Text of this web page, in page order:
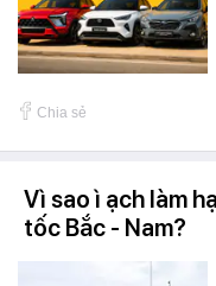
Chia sẻ
Vì sao ì ạch làm
tốc Bắc - Nam?